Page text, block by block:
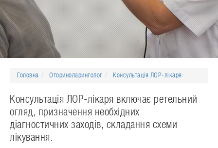
Головна Оториноларинголог Консультація ЛОР-лікаря
Консультація ЛОР-лікаря включає ретельний
огляд, призначення необхідних
діагностичних заходів, складання схеми
лікування.